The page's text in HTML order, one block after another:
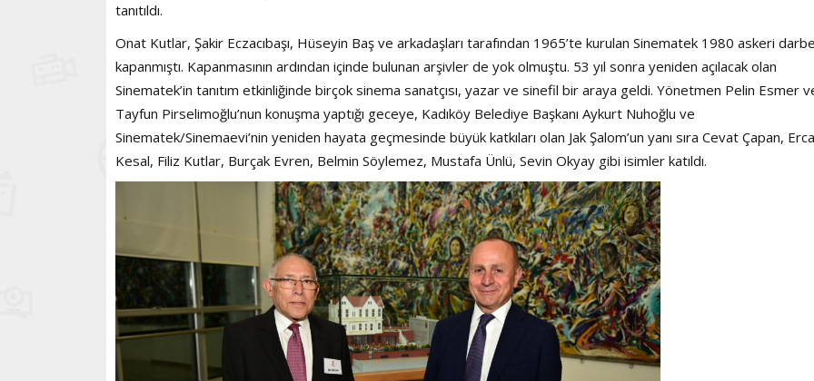
tanıtıldı.
Onat Kutlar, Şakir Eczacıbaşı, Hüseyin Baş ve arkadaşları tarafından 1965’te kurulan Sinematek 1980 askeri
kapanmıştı. Kapanmasının ardından içinde bulunan arşivler de yok olmuştu. 53 yıl sonra yeniden açılacak olan
Sinematek’in tanıtım etkinliğinde birçok sinema sanatçısı, yazar ve sinefil bir araya geldi. Yönetmen Pelin Esmer
Tayfun Pirselimoğlu’nun konuşma yaptığı geceye, Kadıköy Belediye Başkanı Aykurt Nuhoğlu ve
Sinematek/Sinemaevi’nin yeniden hayata geçmesinde büyük katkıları olan Jak Şalom’un yanı sıra Cevat Çapan,
Kesal, Filiz Kutlar, Burçak Evren, Belmin Söylemez, Mustafa Ünlü, Sevin Okyay gibi isimler katıldı.
Haftanın Pusulası
Power Ballad /
Şarkısı